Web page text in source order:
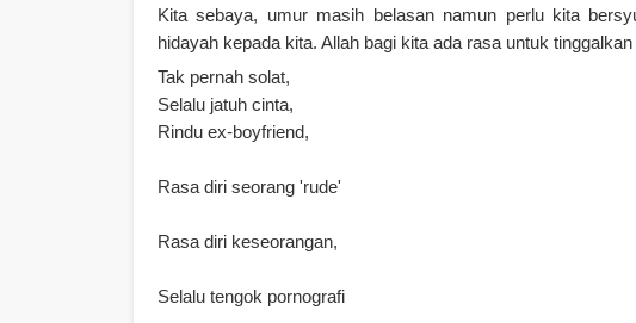
Kita sebaya, umur masih belasan namun perlu kita
hidayah kepada kita. Allah bagi kita ada rasa untuk
Tak pernah solat,
Selalu jatuh cinta,
Rindu ex-boyfriend,
Rasa diri seorang 'rude'
Rasa diri keseorangan,
Selalu tengok pornografi